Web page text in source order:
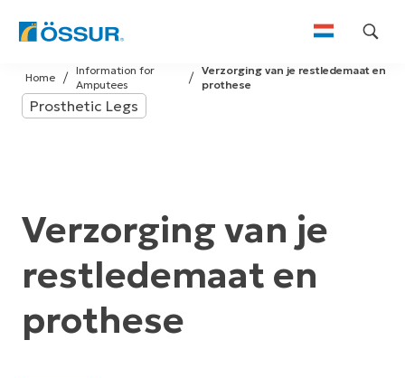
Skip
to
content
Verzorging van je restledemaat en
prothese
Information for
Amputees
Home
Prosthetic Legs
Verzorging van je
restledemaat en
prothese